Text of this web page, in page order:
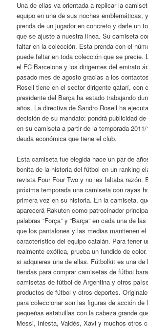
Una de ellas va orientada a replicar la
equipo en una de sus noches emblemáticas,
prenda de un jugador en concreto y darle un
que se ajuste a nuestra línea. Su camiseta
faltar en la colección. Esta prenda con el
puede faltar en toda colección que se precie.
el FC Barcelona y los dirigentes del emirato
pasado mes de agosto gracias a los
Rosell tiene en el sector dirigente qatarí, con
presidente del Barça ha estado trabajando
años. La directiva de Sandro Rosell ha
decisión de su mandato: pondrá publicidad
en su camiseta a partir de la temporada
deuda económica que tiene el club.
Esta camiseta fue elegida hace un par de
bonita de la historia del fútbol en un ranking
revista Four Four Two y no les faltaba razón.
próxima temporada una camiseta con rayas
primera vez en su historia. En la camiseta,
aparecerá Rakuten como patrocinador
palabras “Força” y “Barça” en cada una de
que los pantalones y las medias mantienen el
característico del equipo catalán. Para tener
realmente exótica, prueba un fundido de
si adquieres una de ellas. Fútbolkit es una de
tiendas para comprar camisetas de fútbol
camisetas de fútbol de Argentina y otros
productos de fútbol y otros deportes.
para coleccionar son las figuras de acción de
pequeñas estatuillas con la cabeza grande
Messi, Iniesta, Valdés, Xavi y muchos otros